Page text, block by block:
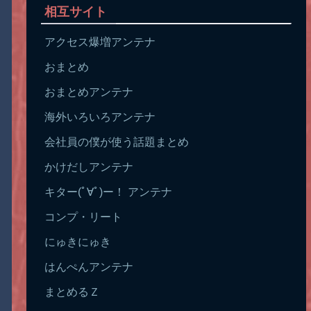
相互サイト
アクセス爆増アンテナ
おまとめ
おまとめアンテナ
海外いろいろアンテナ
会社員の僕が使う話題まとめ
かけだしアンテナ
キター(ﾟ∀ﾟ)ー！ アンテナ
コンプ・リート
にゅきにゅき
はんぺんアンテナ
まとめるＺ